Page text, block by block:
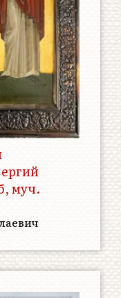
муч.